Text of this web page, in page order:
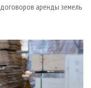
аренды земель